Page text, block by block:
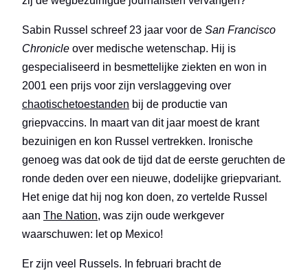
Sabin Russel schreef 23 jaar voor de San Francisco
Chronicle over medische wetenschap. Hij is
gespecialiseerd in besmettelijke ziekten en won in
2001 een prijs voor zijn verslaggeving over
chaotischetoestanden bij de productie van
griepvaccins. In maart van dit jaar moest de krant
bezuinigen en kon Russel vertrekken. Ironische
genoeg was dat ook de tijd dat de eerste geruchten de
ronde deden over een nieuwe, dodelijke griepvariant.
Het enige dat hij nog kon doen, zo vertelde Russel
aan The Nation, was zijn oude werkgever
waarschuwen: let op Mexico!
Er zijn veel Russels. In februari bracht de